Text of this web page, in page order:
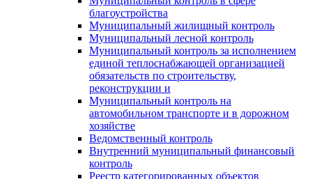
благоустройства
Муниципальный жилищный контроль
Муниципальный лесной контроль
Муниципальный контроль за исполнением
единой теплоснабжающей организацией
обязательств по строительству,
реконструкции и
Муниципальный контроль на
автомобильном транспорте и в дорожном
хозяйстве
Ведомственный контроль
Внутренний муниципальный финансовый
контроль
Реестр категорированных объектов